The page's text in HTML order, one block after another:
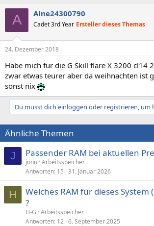
A Alne24300790
Cadet 3rd Year Ersteller dieses Themas
24. Dezember 2018
Habe mich für die G Skill flare X 3200 cl14
zwar etwas teurer aber da weihnachten ist
sonst nix
Du musst dich einloggen oder registrieren, um
Ähnliche Themen
J Passender RAM bei aktuellen
jonu Arbeitsspeicher
Antworten 15 31. Januar 2026
H
Welches RAM für dieses System
?
H-G Arbeitsspeicher
Antworten 12 6. September 2025